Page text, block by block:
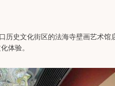
历史文化街区的法海寺壁画艺术
体验。